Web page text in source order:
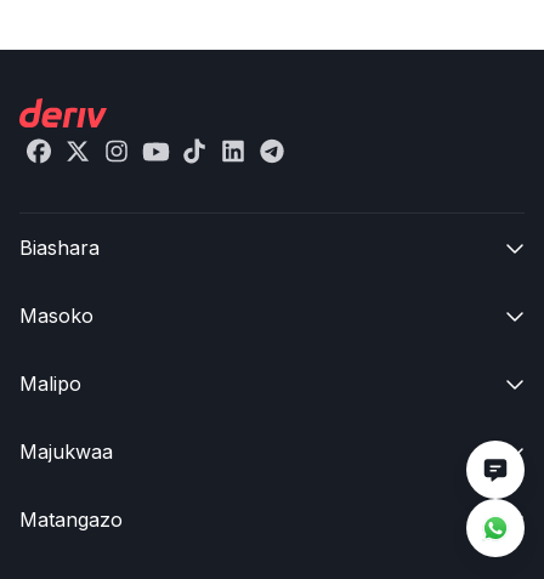
Biashara 
Masoko 
Malipo 
Majukwaa 
Matangazo 